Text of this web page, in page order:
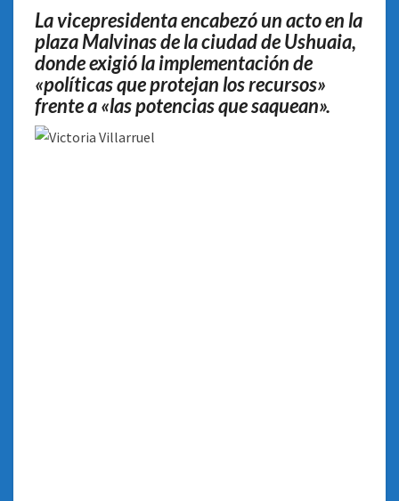
La vicepresidenta encabezó un acto en la
plaza Malvinas de la ciudad de Ushuaia,
donde exigió la implementación de
«políticas que protejan los recursos»
frente a «las potencias que saquean».